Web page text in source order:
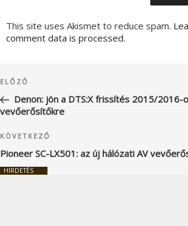
This site uses Akismet to reduce spam.
comment data is processed.
navigáció
Korábbi
bejegyzés
ELŐZŐ
Denon: jön a DTS:X frissítés 2015/2016-
vevőerősítőkre
Következő
bejegyzés
KÖVETKEZŐ
Pioneer SC-LX501: az új hálózati AV
HIRDETÉS